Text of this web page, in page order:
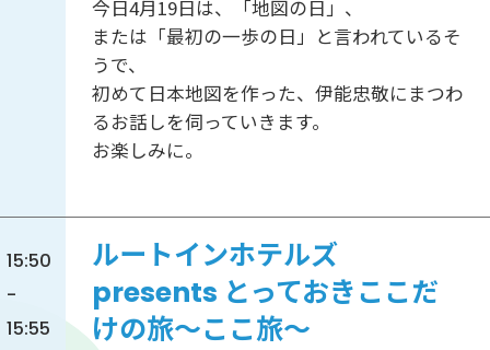
今日4月19日は、「地図の日」、
または「最初の一歩の日」と言われているそ
うで、
初めて日本地図を作った、伊能忠敬にまつわ
るお話しを伺っていきます。
お楽しみに。
15:50
-
15:55
ルートインホテルズ
presents とっておきここだ
けの旅～ここ旅～